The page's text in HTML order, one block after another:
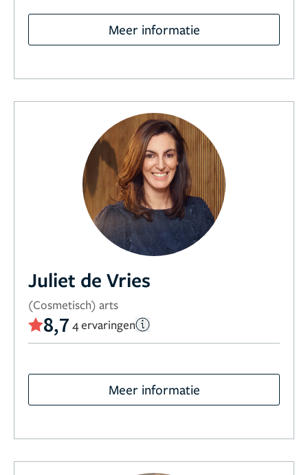
Meer informatie
Juliet de Vries
(Cosmetisch) arts
8,7 4 ervaringen
Meer informatie